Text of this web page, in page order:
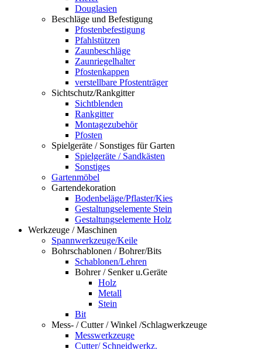
Douglasien
Beschläge und Befestigung
Pfostenbefestigung
Pfahlstützen
Zaunbeschläge
Zaunriegelhalter
Pfostenkappen
verstellbare Pfostenträger
Sichtschutz/Rankgitter
Sichtblenden
Rankgitter
Montagezubehör
Pfosten
Spielgeräte / Sonstiges für Garten
Spielgeräte / Sandkästen
Sonstiges
Gartenmöbel
Gartendekoration
Bodenbeläge/Pflaster/Kies
Gestaltungselemente Stein
Gestaltungselemente Holz
Werkzeuge / Maschinen
Spannwerkzeuge/Keile
Bohrschablonen / Bohrer/Bits
Schablonen/Lehren
Bohrer / Senker u.Geräte
Holz
Metall
Stein
Bit
Mess- / Cutter / Winkel /Schlagwerkzeuge
Messwerkzeuge
Cutter/ Schneidwerkz.